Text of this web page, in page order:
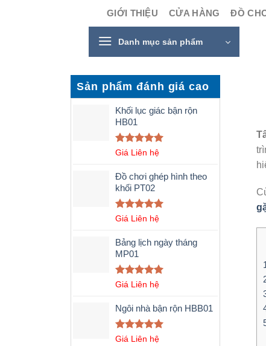
GIỚI THIỆU CỬA HÀNG ĐỒ
Danh mục sản phẩm
Sản phẩm đánh giá cao
Khối lục giác bận rộn
HB01
Được xếp
5 sao
Giá Liên hệ
Đồ chơi ghép hình theo
khối PT02
Được xếp
5 sao
Giá Liên hệ
Bảng lịch ngày tháng
MP01
Được xếp
5 sao
Giá Liên hệ
Ngôi nhà bận rộn HBB01
Được xếp
Giá Liên hệ